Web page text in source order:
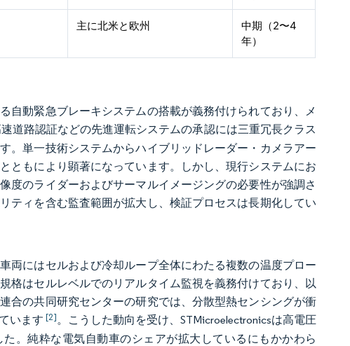
主に北米と欧州
中期（2〜4
年）
自動緊急ブレーキシステムの搭載が義務付けられており、メ
道路認証などの先進運転システムの承認には三重冗長クラス
。単一技術システムからハイブリッドレーダー・カメラアー
ともにより顕著になっています。しかし、現行システムにお
度のライダーおよびサーマルイメージングの必要性が強調さ
ティを含む監査範囲が拡大し、検証プロセスは長期化してい
両にはセルおよび冷却ループ全体にわたる複数の温度プロー
格はセルレベルでのリアルタイム監視を義務付けており、以
合の共同研究センターの研究では、分散型熱センシングが衝
います [2]。こうした動向を受け、STMicroelectronicsは高電圧
。純粋な電気自動車のシェアが拡大しているにもかかわら